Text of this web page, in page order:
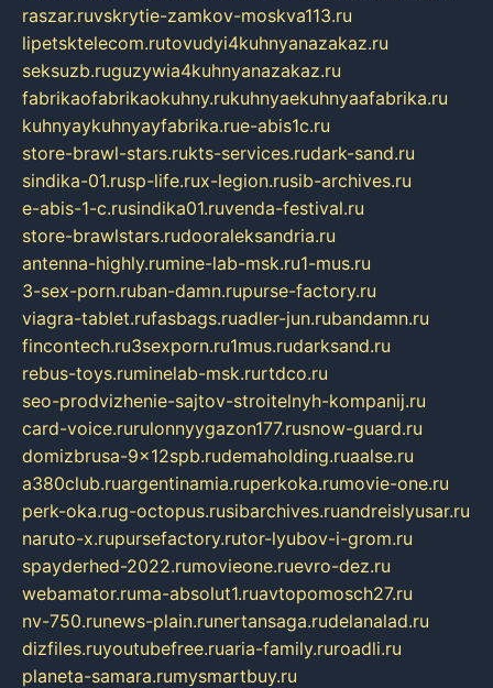
raszar.ruvskrytie-zamkov-moskva113.ru
lipetsktelecom.rutovudyi4kuhnyanazakaz.ru
seksuzb.ruguzywia4kuhnyanazakaz.ru
fabrikaofabrikaokuhny.rukuhnyaekuhnyaafabrika.ru
kuhnyaykuhnyayfabrika.rue-abis1c.ru
store-brawl-stars.rukts-services.rudark-sand.ru
sindika-01.rusp-life.rux-legion.rusib-archives.ru
e-abis-1-c.rusindika01.ruvenda-festival.ru
store-brawlstars.rudooraleksandria.ru
antenna-highly.rumine-lab-msk.ru1-mus.ru
3-sex-porn.ruban-damn.rupurse-factory.ru
viagra-tablet.rufasbags.ruadler-jun.rubandamn.ru
fincontech.ru3sexporn.ru1mus.rudarksand.ru
rebus-toys.ruminelab-msk.rurtdco.ru
seo-prodvizhenie-sajtov-stroitelnyh-kompanij.ru
card-voice.rurulonnyygazon177.rusnow-guard.ru
domizbrusa-9x12spb.rudemaholding.ruaalse.ru
a380club.ruargentinamia.ruperkoka.rumovie-one.ru
perk-oka.rug-octopus.rusibarchives.ruandreislyusar.ru
naruto-x.rupursefactory.rutor-lyubov-i-grom.ru
spayderhed-2022.rumovieone.ruevro-dez.ru
webamator.ruma-absolut1.ruavtopomosch27.ru
nv-750.runews-plain.runertansaga.rudelanalad.ru
dizfiles.ruyoutubefree.ruaria-family.ruroadli.ru
planeta-samara.rumysmartbuy.ru